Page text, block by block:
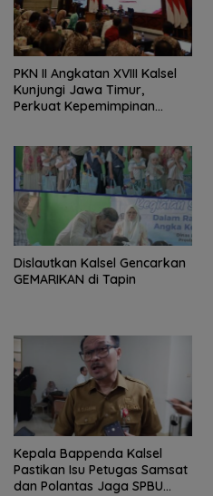
PKN II Angkatan XVIII Kalsel
Kunjungi Jawa Timur,
Perkuat Kepemimpinan
Dislautkan Kalsel Gencarkan
GEMARIKAN di Tapin
Kepala Bappenda Kalsel
Pastikan Isu Petugas Samsat
dan Polantas Jaga SPBU